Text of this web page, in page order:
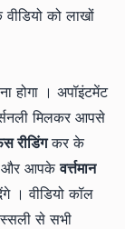
को लाखों
होगा । अपॉइंटमेंट
मिलकर आपसे
रीडिंगकर के
आपकेवर्त्तमान
। वीडियो कॉल
से सभी